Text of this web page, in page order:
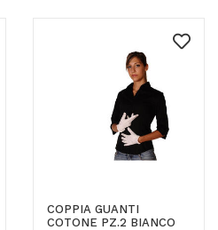
COPPIA GUANTI
COTONE PZ.2 BIANCO